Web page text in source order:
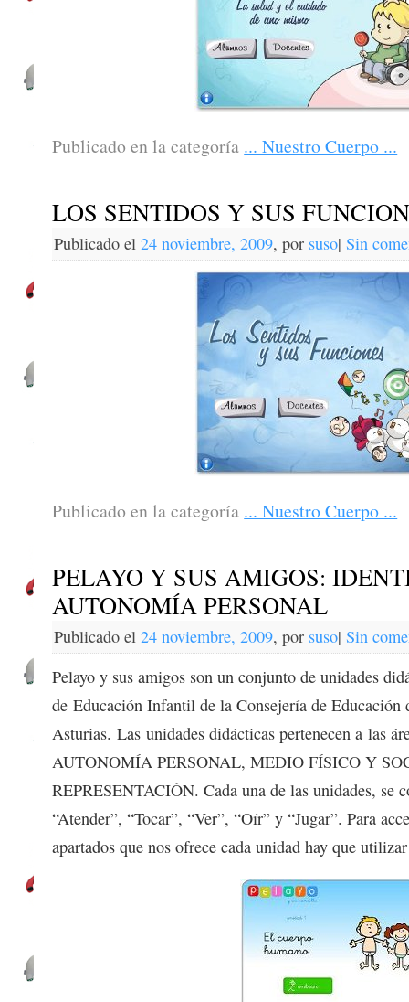
Publicado en la categoría ... Nuestro Cuerpo ...
LOS SENTIDOS Y SUS
Publicado el 24 noviembre, 2009,por suso| Sin
Publicado en la categoría ... Nuestro Cuerpo ...
PELAYO Y SUS AMIGOS:
AUTONOMÍA PERSONAL
Publicado el 24 noviembre, 2009,por suso| Sin
Pelayo y sus amigos son un conjunto de unidades
de Educación Infantil de la Consejería de Educación
Asturias. Las unidades didácticas pertenecen a las
AUTONOMÍA PERSONAL, MEDIO FÍSICO Y
REPRESENTACIÓN. Cada una de las unidades, se
“Atender”, “Tocar”, “Ver”, “Oír” y “Jugar”. Para
apartados que nos ofrece cada unidad hay que